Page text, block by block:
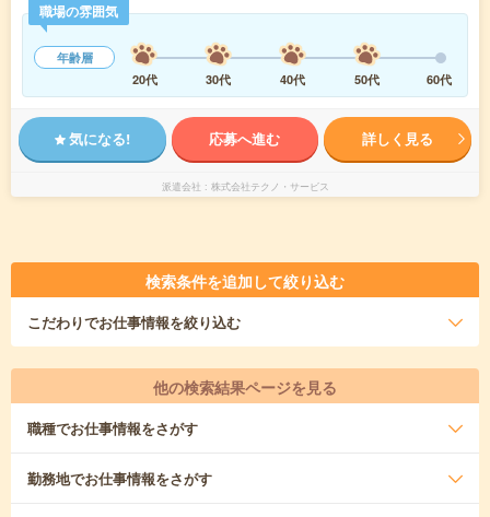
職場の雰囲気
年齢層
20代
30代 40代 50代 60代
気になる! 応募へ進む 詳しく見る
派遣会社 株式会社テクノ・サービス
検索条件を追加して絞り込む
こだわりでお仕事情報を絞り込む
他の検索結果ページを見る
職種でお仕事情報をさがす
勤務地でお仕事情報をさがす